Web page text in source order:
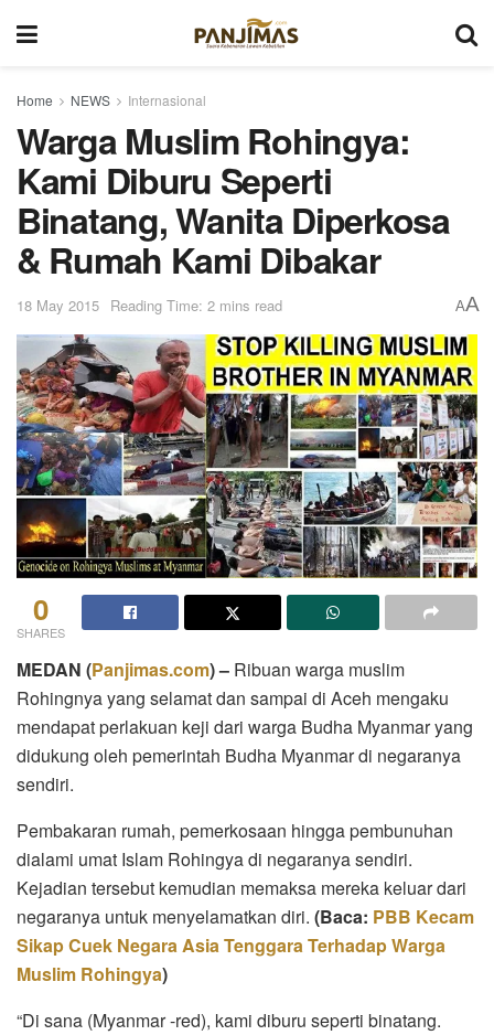
Home NEWS Internasional
Warga Muslim Rohingya:
Kami Diburu Seperti
Binatang, Wanita Diperkosa
& Rumah Kami Dibakar
18 May 2015 Reading Time: 2 mins read AA
0
SHARES
MEDAN (Panjimas.com) – Ribuan warga muslim
Rohingnya yang selamat dan sampai di Aceh mengaku
mendapat perlakuan keji dari warga Budha Myanmar yang
didukung oleh pemerintah Budha Myanmar di negaranya
sendiri.
Pembakaran rumah, pemerkosaan hingga pembunuhan
dialami umat Islam Rohingya di negaranya sendiri.
Kejadian tersebut kemudian memaksa mereka keluar dari
negaranya untuk menyelamatkan diri. (Baca: PBB Kecam
Sikap Cuek Negara Asia Tenggara Terhadap Warga
Muslim Rohingya)
“Di sana (Myanmar -red), kami diburu seperti binatang.